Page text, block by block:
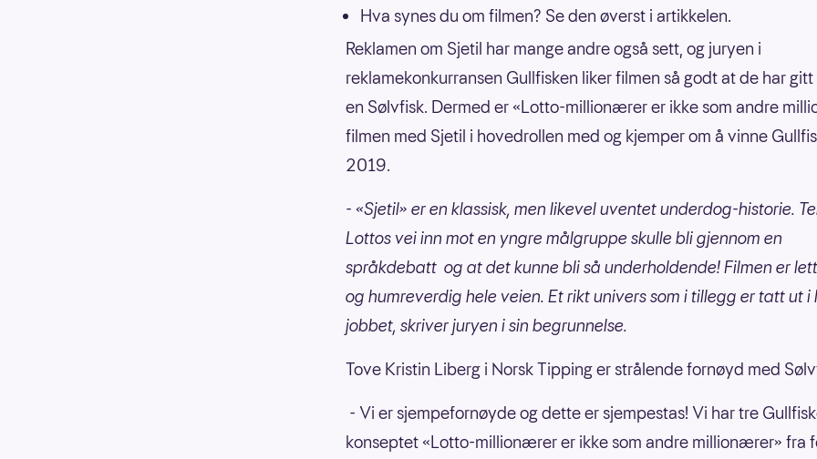
Hva synes du om filmen? Se den øverst i artikkelen.
Reklamen om Sjetil har mange andre også sett, og juryen i
reklamekonkurransen Gullfisken liker filmen så godt at de har
en Sølvfisk. Dermed er «Lotto-millionærer er ikke som andre
filmen med Sjetil i hovedrollen med og kjemper om å vinne
2019.
- «Sjetil» er en klassisk, men likevel uventet underdog-historie.
Lottos vei inn mot en yngre målgruppe skulle bli gjennom en
språkdebatt og at det kunne bli så underholdende! Filmen er
og humreverdig hele veien. Et rikt univers som i tillegg er tatt ut i
jobbet, skriver juryen i sin begrunnelse.
Tove Kristin Liberg i Norsk Tipping er strålende fornøyd med
- Vi er sjempefornøyde og dette er sjempestas! Vi har tre
konseptet «Lotto-millionærer er ikke som andre millionærer» fra